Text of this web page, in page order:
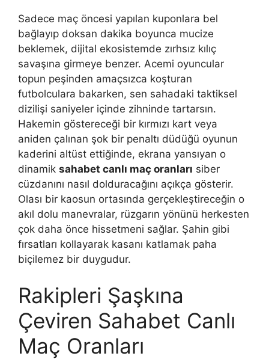
Sadece maç öncesi yapılan kuponlara bel
bağlayıp doksan dakika boyunca mucize
beklemek, dijital ekosistemde zırhsız kılıç
savaşına girmeye benzer. Acemi oyuncular
topun peşinden amaçsızca koşturan
futbolculara bakarken, sen sahadaki taktiksel
dizilişi saniyeler içinde zihninde tartarsın.
Hakemin göstereceği bir kırmızı kart veya
aniden çalınan şok bir penaltı düdüğü oyunun
kaderini altüst ettiğinde, ekrana yansıyan o
dinamik sahabet canlı maç oranları siber
cüzdanını nasıl dolduracağını açıkça gösterir.
Olası bir kaosun ortasında gerçekleştireceğin o
akıl dolu manevralar, rüzgarın yönünü herkesten
çok daha önce hissetmeni sağlar. Şahin gibi
fırsatları kollayarak kasanı katlamak paha
biçilemez bir duygudur.
Rakipleri Şaşkına
Çeviren Sahabet Canlı
Maç Oranları